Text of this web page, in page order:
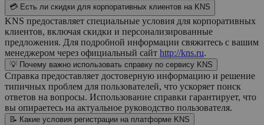
💳 Есть ли скидки для корпоративных клиентов на KNS
KNS предоставляет специальные условия для корпоративных
клиентов, включая скидки и персонализированные
предложения. Для подробной информации свяжитесь с вашим
менеджером через официальный сайт http://kns.ru.
💡 Почему важно использовать справку по сервису KNS
Справка предоставляет достоверную информацию и решение
типичных проблем для пользователей, что ускоряет поиск
ответов на вопросы. Использование справки гарантирует, что
вы опираетесь на актуальное руководство пользователя.
📝 Какие условия регистрации на платформе KNS